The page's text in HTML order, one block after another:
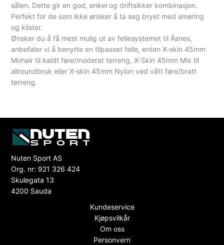
sålen. Dette gir en god, enkel og driftsikker kombinasjon.
Perfekt for de som ikke ønsker å ta seg bryet med smøring
og klister.
Ønsker du å få mest mulig ut av fellesystemet til Åsnes,
anbefaler vi å benytte en tilpasset felle, enten X-skin 45mm
Mohair til kaldt føre/moderat terreng, X-Skin 45mm Mix til
allroundbruk eller X-skin 45mm Nylon ved vått føre/bratt
terreng.
Nuten Sport AS
Org. nr: 921 326 424
Skulegata 13
4200 Sauda
Kundeservice
Kjøpsvilkår
Om oss
Personvern